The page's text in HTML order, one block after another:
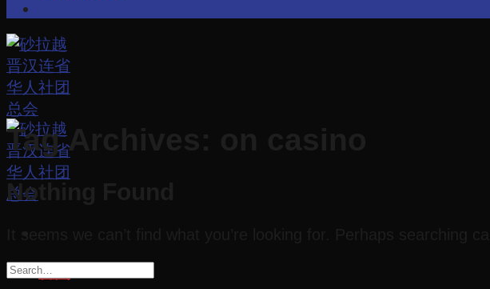
首页
Tag Archives:
Nothing Found